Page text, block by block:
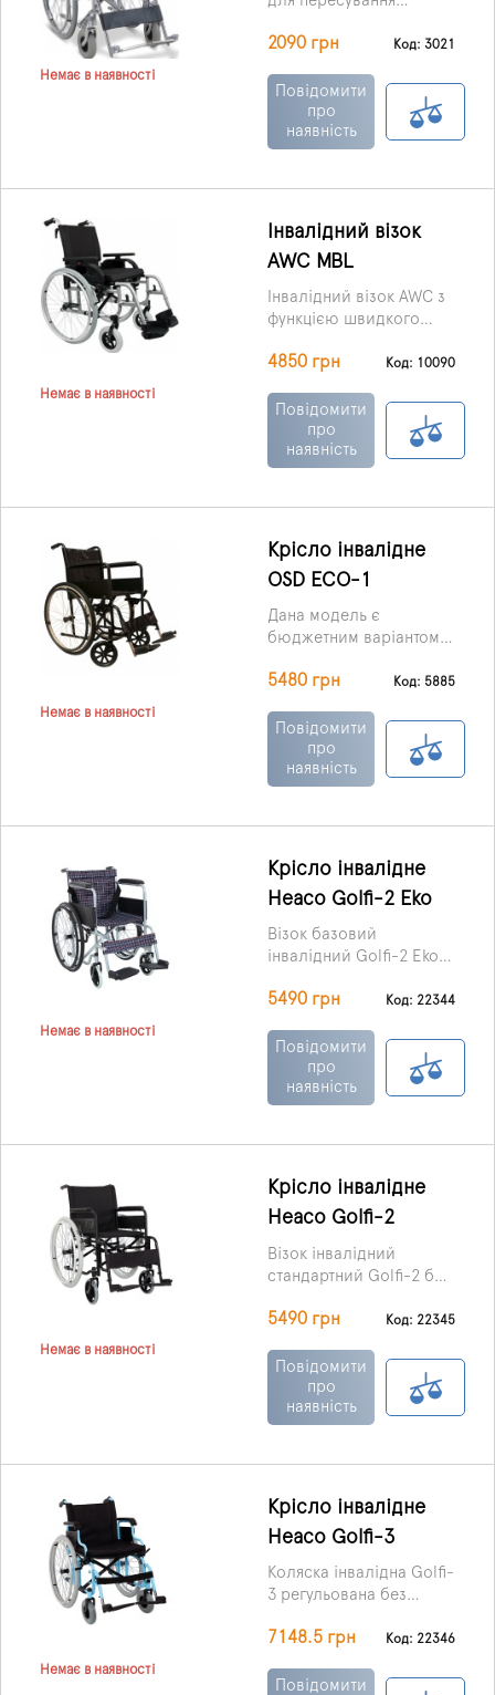
Немає в наявності
обмежені фізичні
будинку, а також за
його межами на
майданчиках лише з
2090 грн Код: 3021
Повідомити
про
наявність
Немає в наявності
Інвалідний візок
AWC MBL
Інвалідний візок AWC з ​​
функцією швидкого
багатофункціональна,
можна використовувати
для пересування в
приміщеннях та на
4850 грн Код: 10090
Повідомити
про
наявність
Немає в наявності
Крісло інвалідне
OSD ECO-1
Дана модель є
бюджетним варіантом
при цьому відносно
не благає її переваг.
OSD ECO-1
відрізняється
характеристики.
5480 грн Код: 5885
Повідомити
про
наявність
Немає в наявності
Крісло інвалідне
Heaco Golfi-2 Eko
Візок базовий
інвалідний Golfi-2 Eko
виробництва Karadeniz
Products Co.
(Туреччина) – механічна
коляска (без двигуна),
5490 грн Код: 22344
Повідомити
про
наявність
Немає в наявності
Крісло інвалідне
Heaco Golfi-2
Візок інвалідний
стандартний Golfi-2 без
Karadeniz Medikal
(Туреччина) – механічна
коляска, яка рухається
за допомогою сили
м'язів. Призначена для
переміщення людей з
порушеннями рухової та
опорної функцій
5490 грн Код: 22345
Повідомити
про
наявність
Немає в наявності
Крісло інвалідне
Heaco Golfi-3
Коляска інвалідна Golfi-
3 регульована без
Karadeniz Medikal
(Туреччина) – механічна
7148.5 грн Код: 22346
Повідомити